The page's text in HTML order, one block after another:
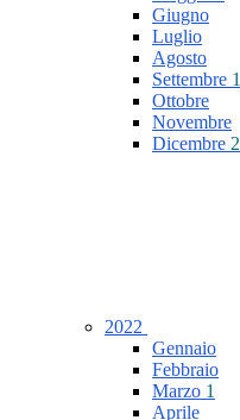
Giugno
Luglio
Agosto
Settembre 1
Ottobre
Novembre
Dicembre 2
2022
Gennaio
Febbraio
Marzo 1
Aprile